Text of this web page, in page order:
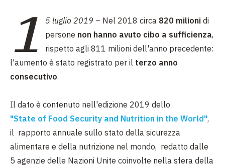
1 5 luglio 2019 – Nel 2018 circa 820 milioni di
persone non hanno avuto cibo a sufficienza,
rispetto agli 811 milioni dell'anno precedente:
l'aumento è stato registrato per il terzo anno
consecutivo.
Il dato è contenuto nell'edizione 2019 dello
"State of Food Security and Nutrition in the World",
il rapporto annuale sullo stato della sicurezza
alimentare e della nutrizione nel mondo, redatto dalle
5 agenzie delle Nazioni Unite coinvolte nella sfera della